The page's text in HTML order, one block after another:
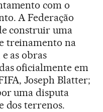
com o
A Federação
construir uma
treinamento na
as obras
oficialmente em
Joseph Blatter;
uma disputa
dos terrenos.